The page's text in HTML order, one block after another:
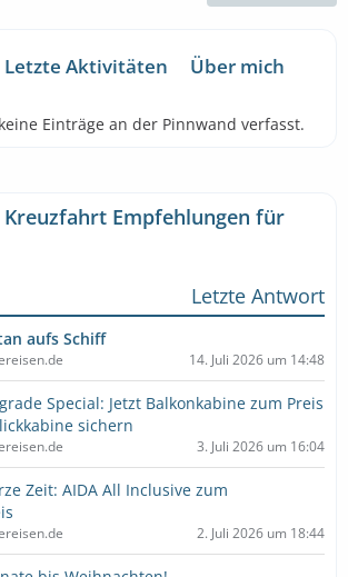
Letzte Aktivitäten Über mich
Einträge an der Pinnwand verfasst.
Kreuzfahrt Empfehlungen für
Letzte Antwort
aufs Schiff
14. Juli 2026 um 14:48
Special: Jetzt Balkonkabine zum Preis
sichern
3. Juli 2026 um 16:04
Zeit: AIDA All Inclusive zum
2. Juli 2026 um 18:44